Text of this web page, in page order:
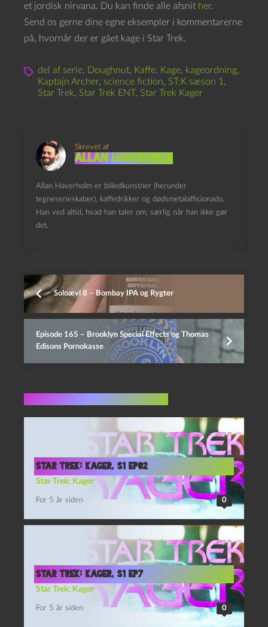
et jordisk nirvana. Du kan finde alle afsnit her.
Send os gerne dine egne eksempler i kommentarerne
på, hvornår der er gået kage i Star Trek.
del af serie, Doughnut, Kaffe, Kage, kageordning,
Kaptajn Archer, science fiction, ST:K sæson 1 ,
Star Trek, Star Trek ENT, Star Trek Kager
Skrevet af
Allan Haverholm
Allan Haverholm er billedkunstner (herunder
tegneserieskaber), kaffedrikker og dødsmetalafficionado.
Han ved altid, hvad han taler om, særlig når han ikke gør
det.
Soloævl 8 – Bombay IPA og Rygter
Episode 165 – Brooklyn Special Effects og Thomas
Edisons Pornokasse
Star Trek: Kager, S1 Ep02
Star Trek: Kager
For 5 år siden 0
Star Trek: Kager, S1 Ep7
Star Trek: Kager
For 5 år siden 0